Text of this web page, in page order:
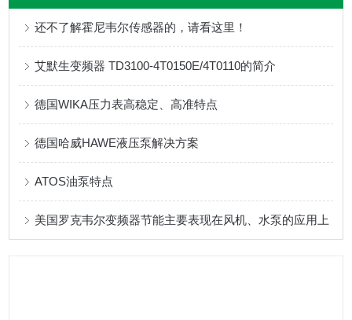
还不了解霍尼韦尔传感器的，请看这里！
艾默生变频器 TD3100-4T0150E/4T0110的简介
德国WIKA压力表高稳定、高准特点
德国哈威HAWE液压泵解决方案
ATOS油泵特点
美国罗克韦尔变频器节能主要表现在风机、水泵的应用上